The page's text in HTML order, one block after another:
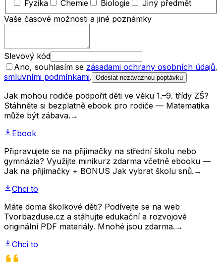
Fyzika
Chemie Biologie
Jiný předmět
Vaše časové možnosti a jiné poznámky
Slevový kód
Ano, souhlasím se zásadami ochrany osobních údajů,
smluvními podmínkami. Odeslat nezávaznou poptávku
Jak mohou rodiče podpořit děti ve věku 1.–9. třídy ZŠ?
Stáhněte si bezplatně ebook pro rodiče — Matematika
může být zábava. →
Ebook
Připravujete se na přijímačky na střední školu nebo
gymnázia? Využijte minikurz zdarma včetně ebooku —
Jak na přijímačky + BONUS Jak vybrat školu snů. →
Chci to
Máte doma školkové děti? Podívejte se na web
Tvorbazduse.cz a stáhujte edukační a rozvojové
originální PDF materiály. Mnohé jsou zdarma. →
Chci to